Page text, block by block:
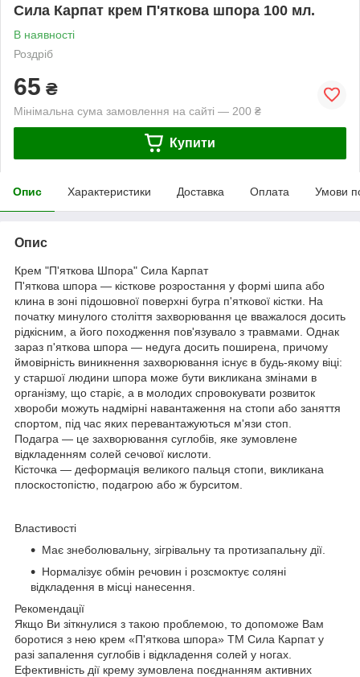
Сила Карпат крем П'яткова шпора 100 мл.
В наявності
Роздріб
65 ₴
Мінімальна сума замовлення на сайті — 200 ₴
Купити
Опис Характеристики Доставка Оплата Умови
Опис
Крем "П'яткова Шпора" Сила Карпат
П'яткова шпора — кісткове розростання у формі шипа або
клина в зоні підошовної поверхні бугра п'яткової кістки. На
початку минулого століття захворювання це вважалося досить
рідкісним, а його походження пов'язувало з травмами. Однак
зараз п'яткова шпора — недуга досить поширена, причому
ймовірність виникнення захворювання існує в будь-якому віці:
у старшої людини шпора може бути викликана змінами в
організму, що старіє, а в молодих спровокувати розвиток
хвороби можуть надмірні навантаження на стопи або заняття
спортом, під час яких перевантажуються м'язи стоп.
Подагра — це захворювання суглобів, яке зумовлене
відкладенням солей сечової кислоти.
Кісточка — деформація великого пальця стопи, викликана
плоскостопістю, подагрою або ж бурситом.
Властивості
Має знеболювальну, зігрівальну та протизапальну дії.
Нормалізує обмін речовин і розсмоктує соляні
відкладення в місці нанесення.
Рекомендації
Якщо Ви зіткнулися з такою проблемою, то допоможе Вам
боротися з нею крем «П'яткова шпора» ТМ Сила Карпат у
разі запалення суглобів і відкладення солей у ногах.
Ефективність дії крему зумовлена поєднанням активних